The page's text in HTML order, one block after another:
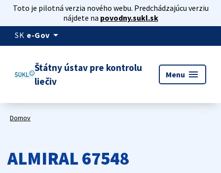
Toto je pilotná verzia nového webu. Predchádzajúcu verziu
nájdete na povodny.sukl.sk
SK e-Gov arrow_drop_down
Štátny ústav pre kontrolu
liečiv
Menu menu
Domov
ALMIRAL 67548